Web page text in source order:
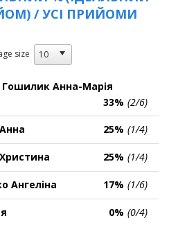
/ УСІ ПРИЙОМИ
size
Гошилик Анна-Марія
33% (2/6)
25% (1/4)
25% (1/4)
Ангеліна 17% (1/6)
0% (0/4)